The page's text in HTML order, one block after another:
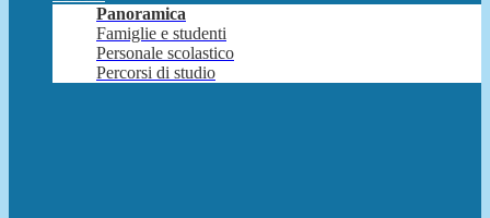
Panoramica
Famiglie e studenti
Personale scolastico
Percorsi di studio